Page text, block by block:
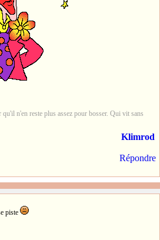
n'en reste plus assez pour bosser. Qui vit sans
Klimrod
Répondre
piste